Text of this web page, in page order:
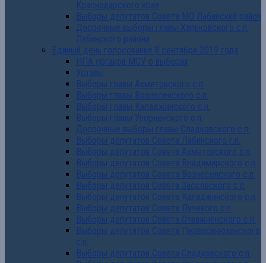
Краснодарского края
Выборы депутатов Совета МО Лабинский район
Досрочные выборы главы Харьковского с.п.
Лабинского района
Единый день голосования 8 сентября 2019 года
НПА органов МСУ о выборах
Уставы
Выборы главы Ахметовского с.п.
Выборы главы Вознесенского с.п.
Выборы главы Каладжинского с.п.
Выборы главы Упорненского с.п.
Досрочные выборы главы Сладковского с.п.
Выборы депутатов Совета Лабинского г.п.
Выборы депутатов Совета Ахметовского с.п.
Выборы депутатов Совета Владимирского с.п.
Выборы депутатов Совета Вознесенского с.п.
Выборы депутатов Совета Зассовского с.п.
Выборы депутатов Совета Каладжинского с.п.
Выборы депутатов Совета Лучевого с.п.
Выборы депутатов Совета Отважненского с.п.
Выборы депутатов Совета Первосинюхинского
с.п.
Выборы депутатов Совета Сладковского с.п.